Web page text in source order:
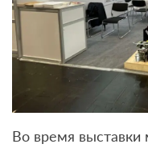
Во время выставки